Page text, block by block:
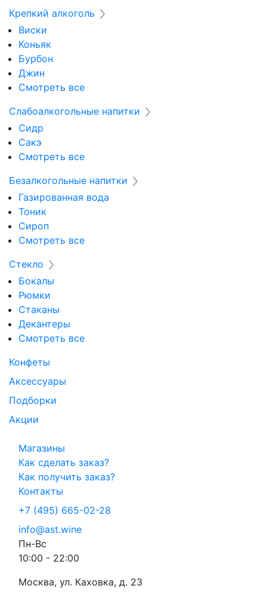
Крепкий алкоголь
Виски
Коньяк
Бурбон
Джин
Смотреть все
Слабоалкогольные напитки
Сидр
Сакэ
Смотреть все
Безалкогольные напитки
Газированная вода
Тоник
Сироп
Смотреть все
Стекло
Бокалы
Рюмки
Стаканы
Декантеры
Смотреть все
Конфеты
Аксессуары
Подборки
Акции
Магазины
Как сделать заказ?
Как получить заказ?
Контакты
+7 (495) 665-02-28
info@ast.wine
Пн-Вс
10:00 - 22:00
Москва, ул. Каховка, д. 23